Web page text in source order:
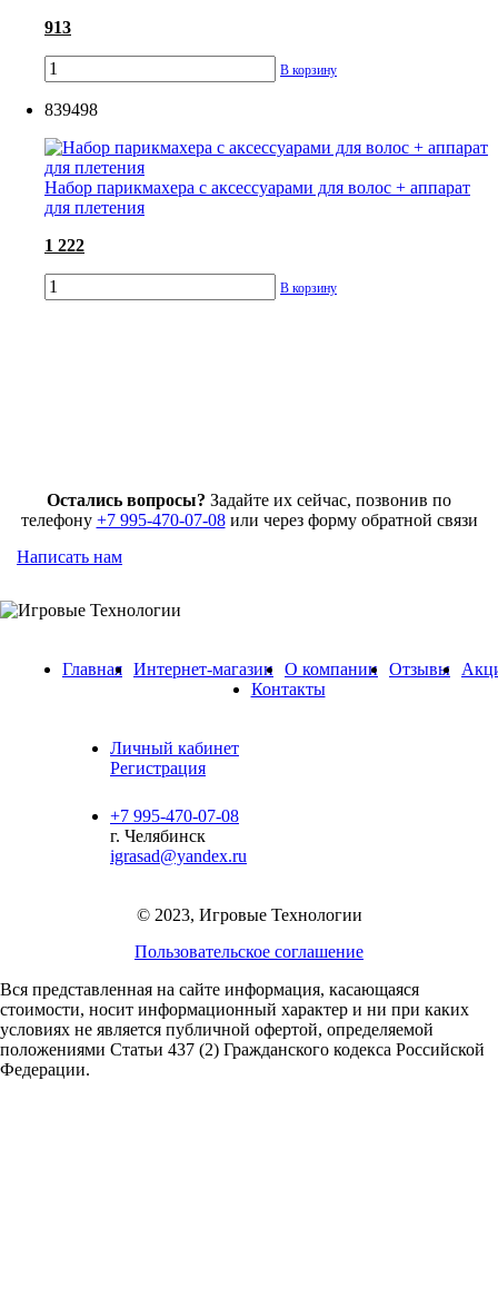
913
В корзину
839498
Набор парикмахера с аксессуарами для волос + аппарат
для плетения
1 222
В корзину
Остались вопросы? Задайте их сейчас, позвонив по
телефону +7 995-470-07-08или через форму обратной связи
Написать нам
Главная Интернет-магазин О компании Отзывы
Контакты
Личный кабинет
Регистрация
+7 995-470-07-08
г. Челябинск
igrasad@yandex.ru
© 2023, Игровые Технологии
Пользовательское соглашение
Вся представленная на сайте информация, касающаяся
стоимости, носит информационный характер и ни при каких
условиях не является публичной офертой, определяемой
положениями Статьи 437 (2) Гражданского кодекса Российской
Федерации.